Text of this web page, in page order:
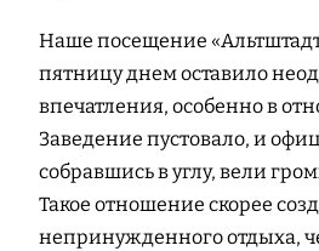
Наше посещение
пятницу днем оставило
впечатления, особенно в
Заведение пустовало, и
собравшись в углу, вели
Такое отношение скорее
непринужденного отдыха,